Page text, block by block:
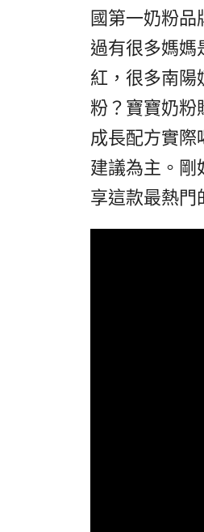
國第一奶粉
過有很多媽媽
紅，很多南陽
粉？寶寶奶粉
成長配方實際
建議為主。剛
享這款最熱門